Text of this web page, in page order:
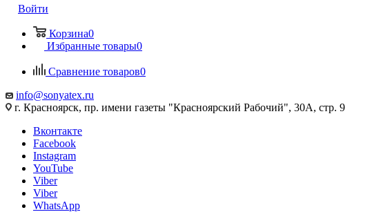
Войти
Корзина0
Избранные товары0
Сравнение товаров0
info@sonyatex.ru
г. Красноярск, пр. имени газеты "Красноярский Рабочий", 30А, стр. 9
Вконтакте
Facebook
Instagram
YouTube
Viber
Viber
WhatsApp